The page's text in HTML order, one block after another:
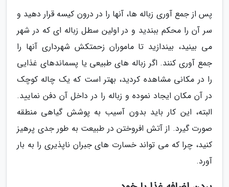
پس از جمع آوری زباله ها، آنها را در درون کیسه قرار دهید و
سر آن را محکم ببندید و در اولین سطل زباله ای که در شهر
می بینید، بیندازید تا ماموران زحمتکش شهرداری آنها را
جمع آوری کنند. اگر زباله های طبیعی یا پسماندهای غذایی
را در مکانی مشاهده کردید، بهتر است که یک چاله کوچک
در آن مکان ایجاد نموده و زباله را در داخل آن دفن نمایید.
البته، این کار باید بدون آسیب به پوشش گیاهی منطقه
صورت گیرد. از آتش افروختن در طبیعت به طور جدی پرهیز
کنید، چرا که می تواند خسارت های جبران ناپذیری را به بار
آورد.